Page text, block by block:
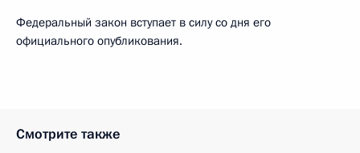
Федеральный закон вступает в силу со дня его
официального опубликования.
Смотрите также